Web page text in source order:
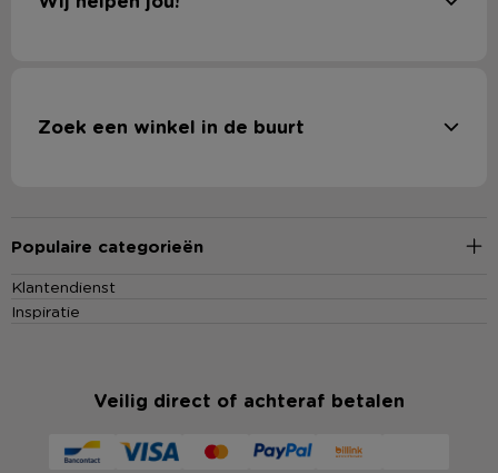
Zoek een winkel in de buurt
Populaire categorieën
Klantendienst
Inspiratie
Veilig direct of achteraf betalen